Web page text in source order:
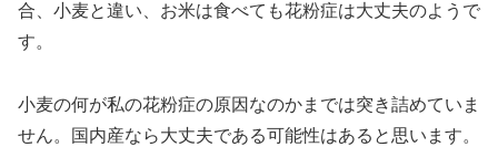
合、小麦と違い、お米は食べても花粉症は大丈夫のようで
す。
小麦の何が私の花粉症の原因なのかまでは突き詰めていま
せん。国内産なら大丈夫である可能性はあると思います。